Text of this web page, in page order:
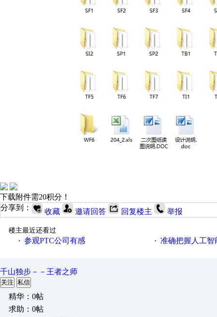
下载附件需20积分！
分享到：
收藏 邀请回答 回复楼主 举报
楼主最近还看过
· 参观PTC公司有感 · 准确把握人工
千山独步－－王者之师
关注 私信
精华：0帖
求助：0帖